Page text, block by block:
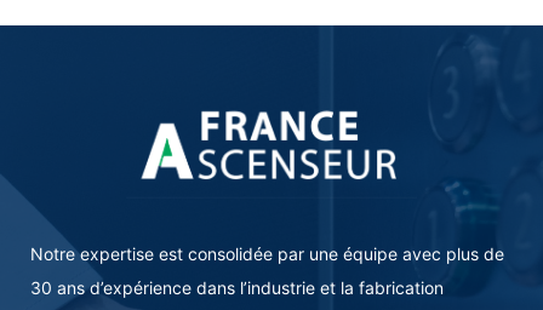
Notre expertise est consolidée par une équipe avec plus de
30 ans d’expérience dans l’industrie et la fabrication